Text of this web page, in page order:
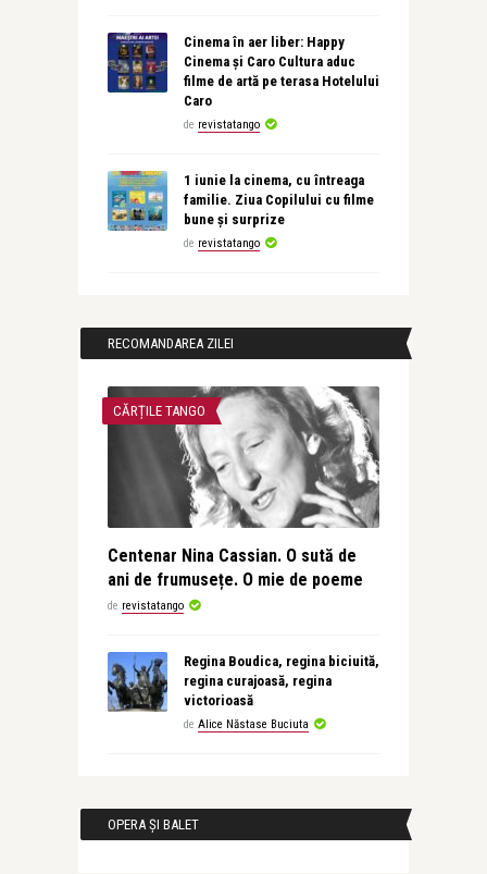
Cinema în aer liber: Happy
Cinema și Caro Cultura aduc
filme de artă pe terasa Hotelului
Caro
de revistatango
1 iunie la cinema, cu întreaga
familie. Ziua Copilului cu filme
bune și surprize
de revistatango
RECOMANDAREA ZILEI
CĂRȚILE TANGO
Centenar Nina Cassian. O sută de
ani de frumusețe. O mie de poeme
de revistatango
Regina Boudica, regina biciuită,
regina curajoasă, regina
victorioasă
de Alice Năstase Buciuta
OPERA ȘI BALET